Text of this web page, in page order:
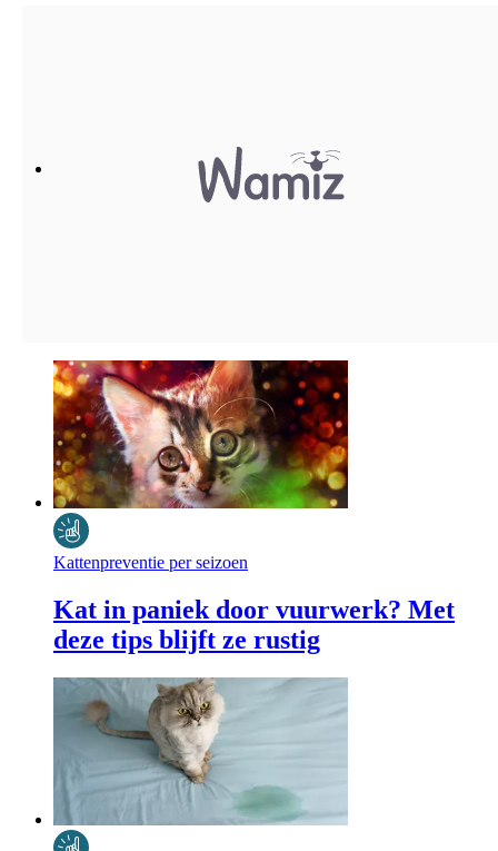
Kattenpreventie per seizoen
Kat in paniek door vuurwerk? Met
deze tips blijft ze rustig